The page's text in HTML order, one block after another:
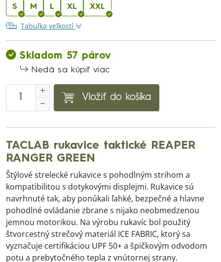
S M L XL XXL
Tabuľka veľkostí
Skladom 57 párov
Nedá sa kúpiť viac
Vložiť do košíka
TACLAB rukavice taktické REAPER
RANGER GREEN
Štýlové strelecké rukavice s pohodlným strihom a
kompatibilitou s dotykovými displejmi. Rukavice sú
navrhnuté tak, aby ponúkali ľahké, bezpečné a hlavne
pohodlné ovládanie zbrane s nijako neobmedzenou
jemnou motorikou. Na výrobu rukavíc bol použitý
štvorcestný strečový materiál ICE FABRIC, ktorý sa
vyznačuje certifikáciou UPF 50+ a špičkovým odvodom
potu a prebytočného tepla z vnútornej strany.